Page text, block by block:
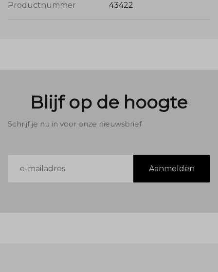
Productnummer 43422
Blijf op de hoogte
Schrijf je nu in voor onze nieuwsbrief
mailadres
Aanmelden